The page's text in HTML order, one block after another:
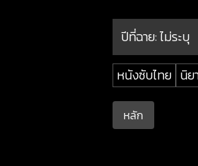
ปีที่ฉาย:ไม่ระบุ
หนังซับไทย นิย
หลัก